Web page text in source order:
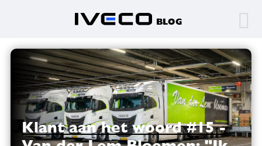
Klant aan het woord #15 -